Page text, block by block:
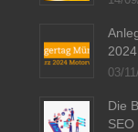
2024
03/
Die
SEO